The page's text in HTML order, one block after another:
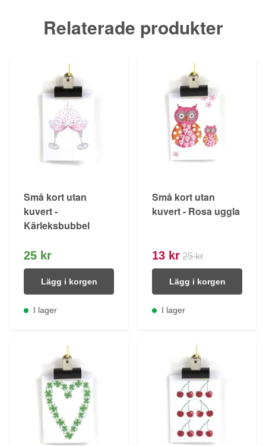
Relaterade produkter
Små kort utan
kuvert -
Kärleksbubbel
25 kr
Lägg i korgen
I lager
Små kort utan
kuvert - Rosa uggla
13 kr 25 kr
Lägg i korgen
I lager